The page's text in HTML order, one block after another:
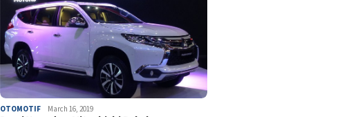
OTOMOTIF March 16, 2019